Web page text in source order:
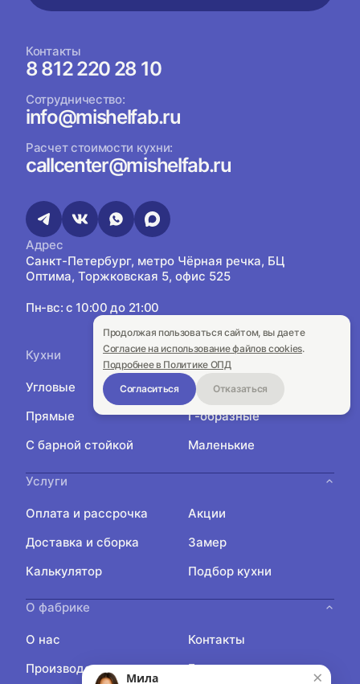
Контакты
8 812 220 28 10
Сотрудничество:
info@mishelfab.ru
Расчет стоимости кухни:
callcenter@mishelfab.ru
Адрес
Санкт-Петербург, метро Чёрная речка, БЦ
Оптима, Торжковская 5, офис 525
Пн-вс: с 10:00 до 21:00
Кухни
Угловые
П-образные
Прямые
Г-образные
С барной стойкой
Маленькие
Услуги
Оплата и рассрочка
Акции
Доставка и сборка
Замер
Калькулятор
Подбор кухни
О фабрике
О нас
Контакты
Производство
Блог
Продолжая пользоваться сайтом, вы даете
Согласие на использование файлов cookies.
Подробнее в Политике ОПД
Согласиться
Отказаться
×
Мила